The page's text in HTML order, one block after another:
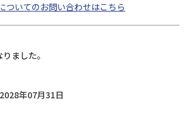
ついてのお問い合わせはこちら
ました。
年07月31日